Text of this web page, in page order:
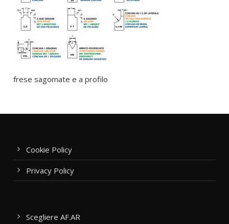
frese sagomate e a profilo
Cookie Policy
Privacy Policy
Scegliere AF.AR